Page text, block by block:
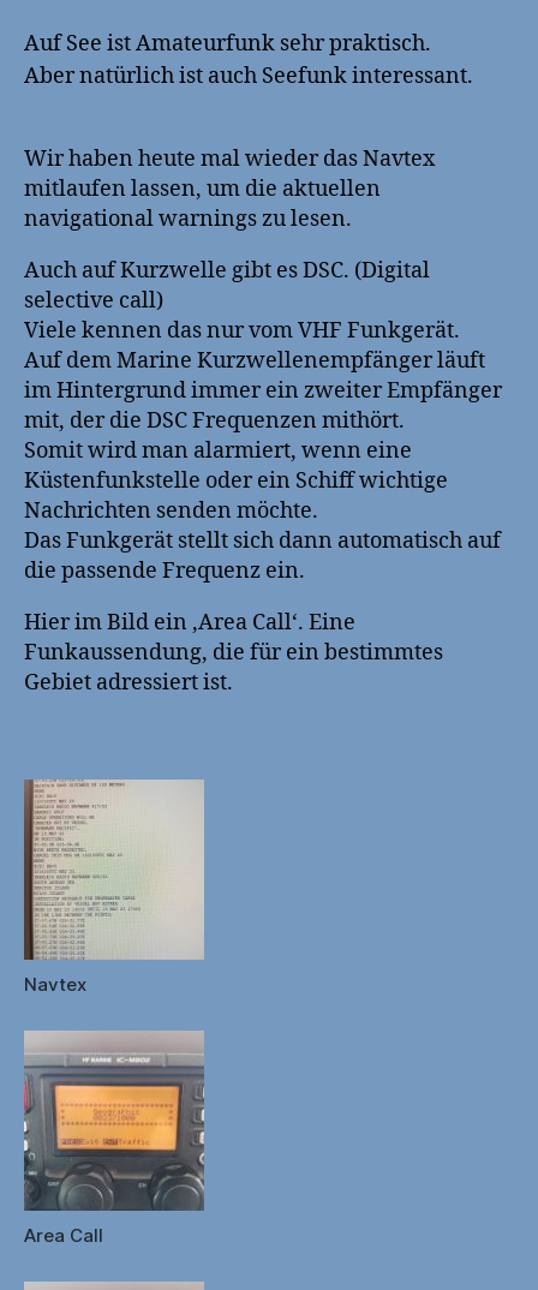
Auf See ist Amateurfunk sehr praktisch.
Aber natürlich ist auch Seefunk interessant.
Wir haben heute mal wieder das Navtex
mitlaufen lassen, um die aktuellen
navigational warnings zu lesen.
Auch auf Kurzwelle gibt es DSC. (Digital
selective call)
Viele kennen das nur vom VHF Funkgerät.
Auf dem Marine Kurzwellenempfänger läuft
im Hintergrund immer ein zweiter Empfänger
mit, der die DSC Frequenzen mithört.
Somit wird man alarmiert, wenn eine
Küstenfunkstelle oder ein Schiff wichtige
Nachrichten senden möchte.
Das Funkgerät stellt sich dann automatisch auf
die passende Frequenz ein.
Hier im Bild ein ‚Area Call‘. Eine
Funkaussendung, die für ein bestimmtes
Gebiet adressiert ist.
Navtex
Area Call